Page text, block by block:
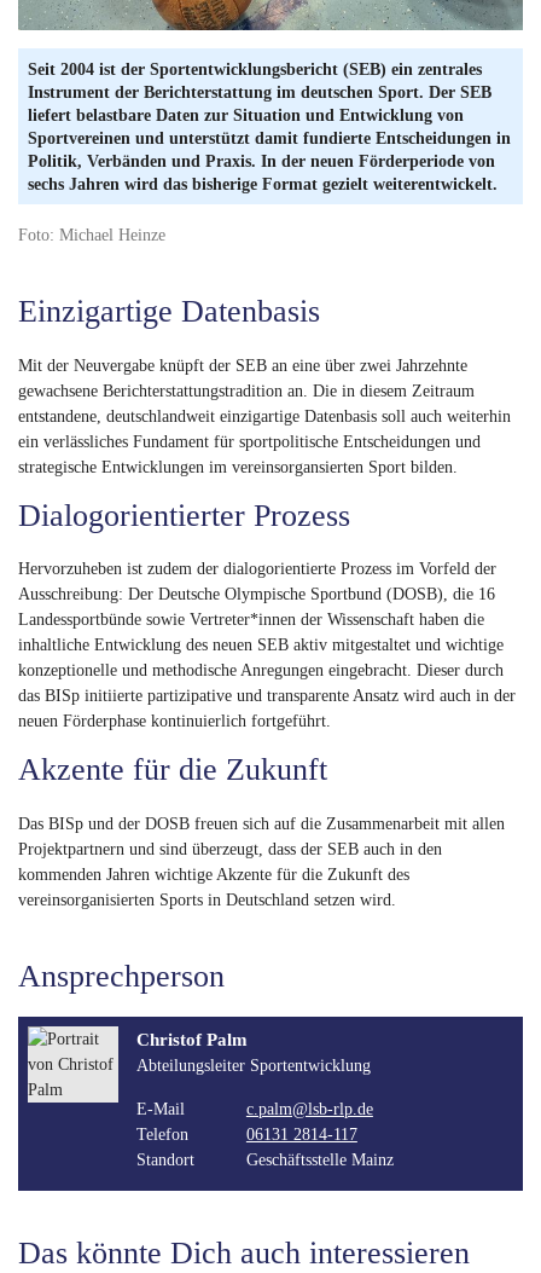
Seit 2004 ist der Sportentwicklungsbericht (SEB) ein zentrales
Instrument der Berichterstattung im deutschen Sport. Der SEB
liefert belastbare Daten zur Situation und Entwicklung von
Sportvereinen und unterstützt damit fundierte Entscheidungen in
Politik, Verbänden und Praxis. In der neuen Förderperiode von
sechs Jahren wird das bisherige Format gezielt weiterentwickelt.
Foto: Michael Heinze
Einzigartige Datenbasis
Mit der Neuvergabe knüpft der SEB an eine über zwei Jahrzehnte
gewachsene Berichterstattungstradition an. Die in diesem Zeitraum
entstandene, deutschlandweit einzigartige Datenbasis soll auch weiterhin
ein verlässliches Fundament für sportpolitische Entscheidungen und
strategische Entwicklungen im vereinsorgansierten Sport bilden.
Dialogorientierter Prozess
Hervorzuheben ist zudem der dialogorientierte Prozess im Vorfeld der
Ausschreibung: Der Deutsche Olympische Sportbund (DOSB), die 16
Landessportbünde sowie Vertreter*innen der Wissenschaft haben die
inhaltliche Entwicklung des neuen SEB aktiv mitgestaltet und wichtige
konzeptionelle und methodische Anregungen eingebracht. Dieser durch
das BISp initiierte partizipative und transparente Ansatz wird auch in der
neuen Förderphase kontinuierlich fortgeführt.
Akzente für die Zukunft
Das BISp und der DOSB freuen sich auf die Zusammenarbeit mit allen
Projektpartnern und sind überzeugt, dass der SEB auch in den
kommenden Jahren wichtige Akzente für die Zukunft des
vereinsorganisierten Sports in Deutschland setzen wird.
Ansprechperson
Christof Palm
Abteilungsleiter Sportentwicklung
E-Mail
c.palm@lsb-rlp.de
Telefon
06131 2814-117
Standort
Geschäftsstelle Mainz
Das könnte Dich auch interessieren